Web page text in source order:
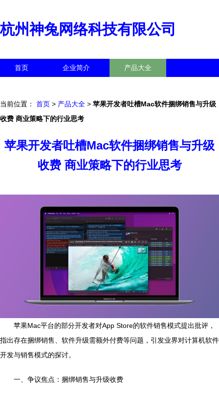
杭州神兔网络科技有限公司
首页 企业简介 产品大全
当前位置： 首页 > 产品大全 > 苹果开发者吐槽Mac软件捆绑销售与升级
收费 商业策略下的行业思考
苹果开发者吐槽Mac软件捆绑销售与升级
收费 商业策略下的行业思考
苹果Mac平台的部分开发者对App Store的软件销售模式提出批评，
指出存在捆绑销售、软件升级需额外付费等问题，引发业界对计算机软件
开发与销售模式的探讨。
一、争议焦点：捆绑销售与升级收费